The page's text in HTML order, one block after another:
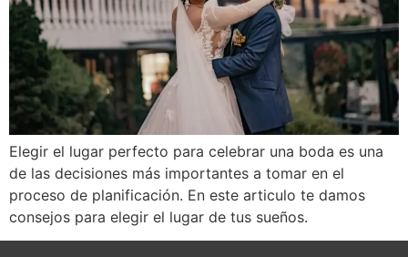
Elegir el lugar perfecto para celebrar una boda es una
de las decisiones más importantes a tomar en el
proceso de planificación. En este articulo te damos
consejos para elegir el lugar de tus sueños.